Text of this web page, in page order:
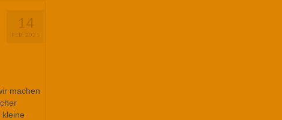
14
FEB. 2021
machen